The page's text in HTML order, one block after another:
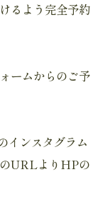
るよう完全予約
ームからのご予
ンスタグラム
URLよりHPの